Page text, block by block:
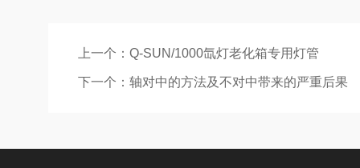
上一个： Q-SUN/1000氙灯老化箱专用灯管
下一个： 轴对中的方法及不对中带来的严重后果